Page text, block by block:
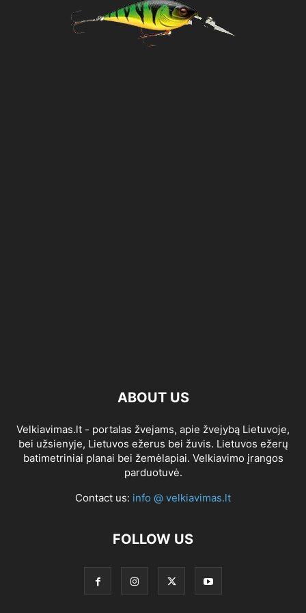
VILNIAUS RAJONAS VOBLERIAI ZARASŲ RAJONAS
ŽUVŲ NERŠTAS ŽVEJYBA ŽVEJYBA LATVIJOJE
ŽVEJYBOS ĮRANGA
ABOUT US
Velkiavimas.lt - portalas žvejams, apie žvejybą Lietuvoje,
bei užsienyje, Lietuvos ežerus bei žuvis. Lietuvos ežerų
batimetriniai planai bei žemėlapiai. Velkiavimo įrangos
parduotuvė.
Contact us: info @ velkiavimas.lt
FOLLOW US